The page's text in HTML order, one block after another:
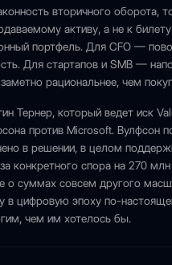
вторичного оборота,
активу, а не к
портфель. Для CFO —
Для стартапов и SMB —
рациональнее, чем
Тернер, который ведет иск
против Microsoft. Вулфсон
в решении, в целом
конкретного спора на 270
о суммах совсем другого
цифровую эпоху по-
чем им хотелось бы.